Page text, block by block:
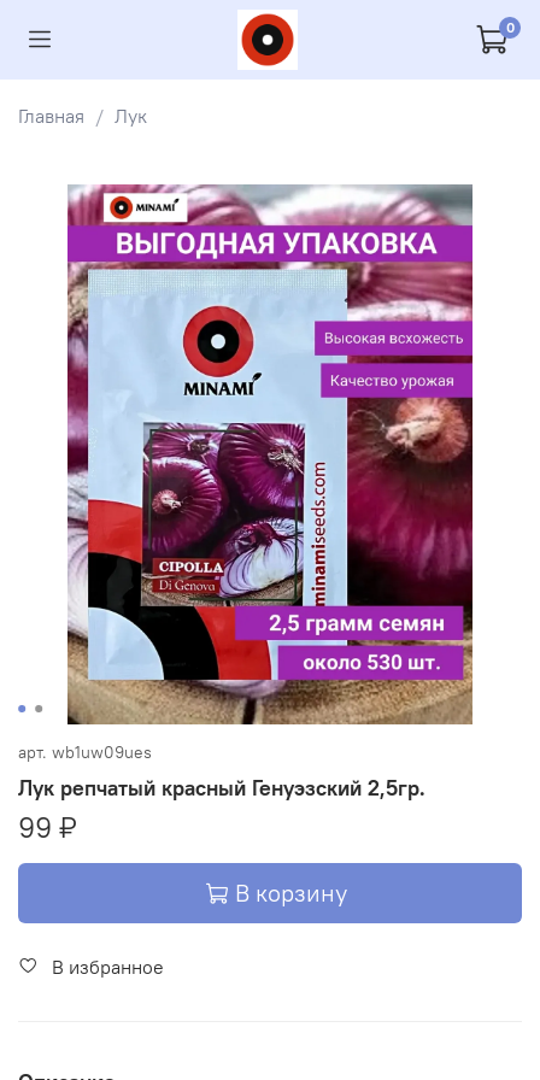
0
Главная Лук
арт. wb1uw09ues
Лук репчатый красный Генуэзский 2,5гр.
99 ₽
В корзину
В избранное